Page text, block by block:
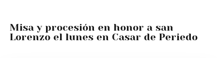
Misa y procesión en honor a san
Lorenzo el lunes en Casar de Periedo